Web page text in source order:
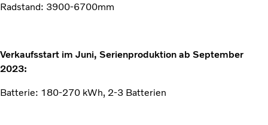
Radstand: 3900-6700mm
Verkaufsstart im Juni, Serienproduktion ab September
2023:
Batterie: 180-270 kWh, 2-3 Batterien